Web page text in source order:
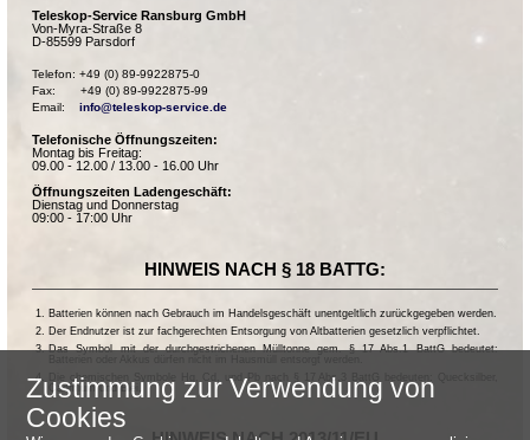
Teleskop-Service Ransburg GmbH
Von-Myra-Straße 8
D-85599 Parsdorf
Telefon: +49 (0) 89-9922875-0
Fax:       +49 (0) 89-9922875-99
Email: info@teleskop-service.de
Telefonische Öffnungszeiten:
Montag bis Freitag:
09.00 - 12.00 / 13.00 - 16.00 Uhr
Öffnungszeiten Ladengeschäft:
Dienstag und Donnerstag
09:00 - 17:00 Uhr
HINWEIS NACH § 18 BATTG:
Batterien können nach Gebrauch im Handelsgeschäft unentgeltlich zurückgegeben werden.
Der Endnutzer ist zur fachgerechten Entsorgung von Altbatterien gesetzlich verpflichtet.
Das Symbol mit der durchgestrichenen Mülltonne gem. § 17 Abs.1 BattG bedeutet:
Die chemischen Symbole Hg, Cd, und Pb nach § 17 Abs.3 BattG bedeuten: Quecksilber,
Cadmium und Blei.
Zustimmung zur Verwendung von
Cookies